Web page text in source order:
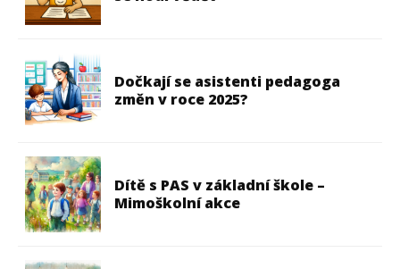
Dočkají se asistenti pedagoga
změn v roce 2025?
Dítě s PAS v základní škole –
Mimoškolní akce